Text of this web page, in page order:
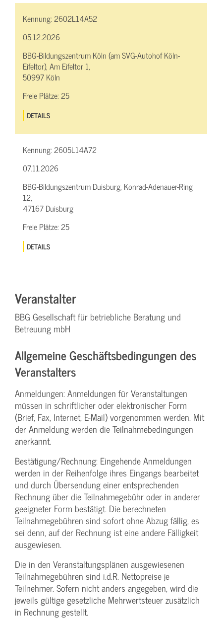
Kennung:2602L14A52
05.12.2026
BBG-Bildungszentrum Köln (am SVG-Autohof Köln-
Eifeltor), Am Eifeltor 1,
50997 Köln
Freie Plätze:25
DETAILS
Kennung:2605L14A72
07.11.2026
BBG-Bildungszentrum Duisburg, Konrad-Adenauer-Ring
12,
47167 Duisburg
Freie Plätze:25
DETAILS
Veranstalter
BBG Gesellschaft für betriebliche Beratung und
Betreuung mbH
Allgemeine Geschäftsbedingungen des
Veranstalters
Anmeldungen: Anmeldungen für Veranstaltungen
müssen in schriftlicher oder elektronischer Form
(Brief, Fax, Internet, E-Mail) vorgenommen werden. Mit
der Anmeldung werden die Teilnahme­bedingungen
anerkannt.
Bestätigung­/Rechnung: Eingehende Anmeldungen
werden in der Reihenfolge ihres Eingangs bearbeitet
und durch Übersendung einer entsprechenden
Rechnung über die Teilnahmegebühr oder in anderer
geeigneter Form bestätigt. Die berechneten
Teilnahmegebühren sind sofort ohne Abzug fällig, es
sei denn, auf der Rechnung ist eine andere Fälligkeit
ausgewiesen.
Die in den Veranstaltungsplänen ausgewiesenen
Teilnahmegebühren sind i.d.R. Nettopreise je
Teilnehmer. Sofern nicht anders angegeben, wird die
jeweils gültige gesetzliche Mehrwertsteuer zusätzlich
in Rechnung gestellt.